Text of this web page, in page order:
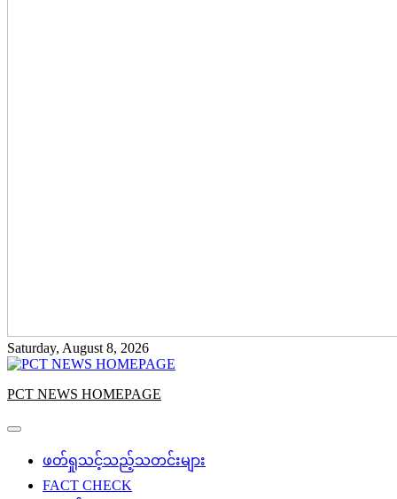
Saturday, August 8, 2026
PCT NEWS HOMEPAGE
ဖတ်ရှုသင့်သည့်သတင်းများ
FACT CHECK